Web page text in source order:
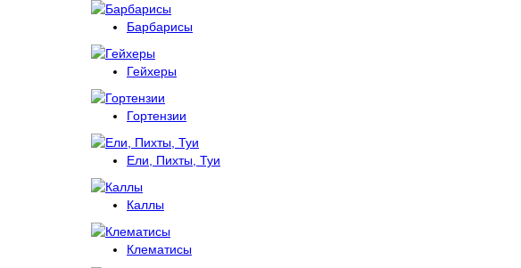
Барбарисы
Гейхеры
Гортензии
Ели, Пихты, Туи
Каллы
Клематисы